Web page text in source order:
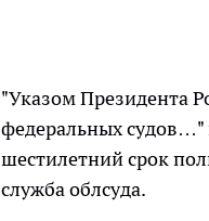
"Указом Президента
федеральных судов…"
шестилетний срок
служба облсуда.